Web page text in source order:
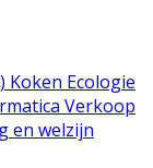
Koken Ecologie
Verkoop
en welzijn